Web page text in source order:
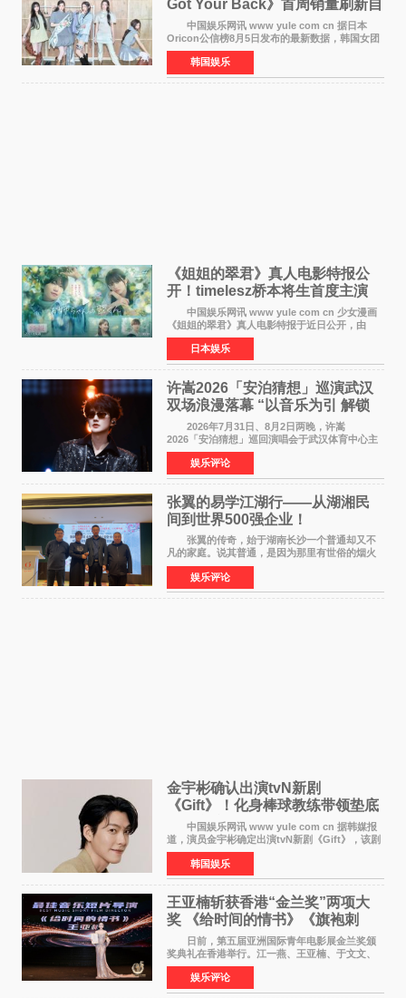
Got Your Back》首周销量刷新自
身纪录
中国娱乐网讯 www yule com cn 据日本
Oricon公信榜8月5日发布的最新数据，韩国女团
ILLIT在日本发行的第二张单曲《I Got Your
Back》首周销量达到71,009张，成功跻身最新一
期周单曲排行
韩国娱乐
《姐姐的翠君》真人电影特报公
开！timelesz桥本将生首度主演
12月4日上映
中国娱乐网讯 www yule com cn 少女漫画
《姐姐的翠君》真人电影特报于近日公开，由
timelesz成员桥本将生担任主演，这也是他首次
担任电影主演，引发高度关注。 女高中生咲
苗翠（中岛瑠菜
日本娱乐
许嵩2026「安泊猜想」巡演武汉
双场浪漫落幕 “以音乐为引 解锁
江城记忆”
2026年7月31日、8月2日两晚，许嵩
2026「安泊猜想」巡回演唱会于武汉体育中心主
体育场盛大开唱。许嵩与数万歌迷在此相聚，从
浪漫惬意的舞台设计到充满诚意与惊喜的现场互
动，共同开启了一场关于
娱乐评论
张翼的易学江湖行——从湖湘民
间到世界500强企业！
张翼的传奇，始于湖南长沙一个普通却又不
凡的家庭。说其普通，是因为那里有世俗的烟火
气；说其不凡，是因为家中有一位洞悉天地玄机
的长者——他的爷爷。作为当地的风水师，爷爷
是张翼走进易学
娱乐评论
金宇彬确认出演tvN新剧
《Gift》！化身棒球教练带领垫底
球队逆袭
中国娱乐网讯 www yule com cn 据韩媒报
道，演员金宇彬确定出演tvN新剧《Gift》，该剧
预计将于下半年播出，引发观众高度期待。
本剧改编自同名网络漫画，讲述一位经历意外事
故后获得特殊
韩国娱乐
王亚楠斩获香港“金兰奖”两项大
奖 《给时间的情书》《旗袍刺
客》双双获肯定
日前，第五届亚洲国际青年电影展金兰奖颁
奖典礼在香港举行。江一燕、王亚楠、于文文、
李东学等知名演员出席活动。著名演员、导演王
亚楠凭借音乐故事片《给时间的情书》和院线电
影《旗袍刺客》
娱乐评论